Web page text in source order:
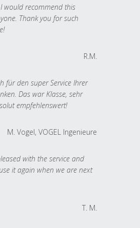
would recommend this
Thank you for such
R.M.
für den super Service Ihrer
Das war Klasse, sehr
empfehlenswert!
M. Vogel, VOGEL Ingenieure
with the service and
it again when we are next
T. M.